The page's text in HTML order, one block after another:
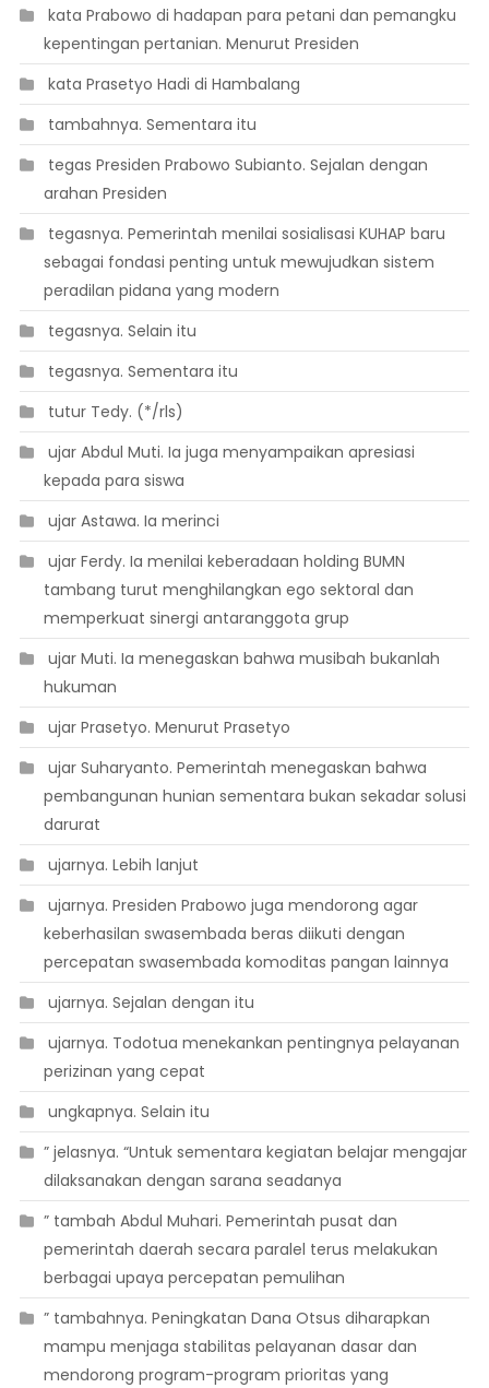
 kata Prabowo di hadapan para petani dan pemangku
kepentingan pertanian. Menurut Presiden
 kata Prasetyo Hadi di Hambalang
 tambahnya. Sementara itu
 tegas Presiden Prabowo Subianto. Sejalan dengan
arahan Presiden
 tegasnya. Pemerintah menilai sosialisasi KUHAP baru
sebagai fondasi penting untuk mewujudkan sistem
peradilan pidana yang modern
 tegasnya. Selain itu
 tegasnya. Sementara itu
 tutur Tedy. (*/rls)
 ujar Abdul Muti. Ia juga menyampaikan apresiasi
kepada para siswa
 ujar Astawa. Ia merinci
 ujar Ferdy. Ia menilai keberadaan holding BUMN
tambang turut menghilangkan ego sektoral dan
memperkuat sinergi antaranggota grup
 ujar Muti. Ia menegaskan bahwa musibah bukanlah
hukuman
 ujar Prasetyo. Menurut Prasetyo
 ujar Suharyanto. Pemerintah menegaskan bahwa
pembangunan hunian sementara bukan sekadar solusi
darurat
 ujarnya. Lebih lanjut
 ujarnya. Presiden Prabowo juga mendorong agar
keberhasilan swasembada beras diikuti dengan
percepatan swasembada komoditas pangan lainnya
 ujarnya. Sejalan dengan itu
 ujarnya. Todotua menekankan pentingnya pelayanan
perizinan yang cepat
 ungkapnya. Selain itu
” jelasnya. “Untuk sementara kegiatan belajar mengajar
dilaksanakan dengan sarana seadanya
” tambah Abdul Muhari. Pemerintah pusat dan
pemerintah daerah secara paralel terus melakukan
berbagai upaya percepatan pemulihan
” tambahnya. Peningkatan Dana Otsus diharapkan
mampu menjaga stabilitas pelayanan dasar dan
mendorong program-program prioritas yang